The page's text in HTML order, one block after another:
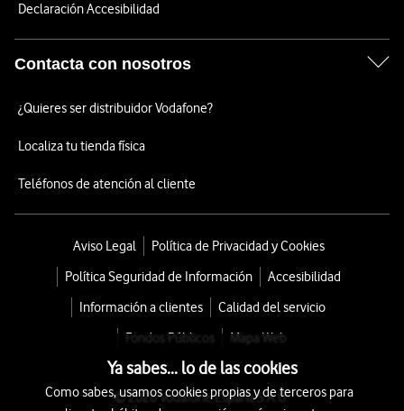
Declaración Accesibilidad
Contacta con nosotros
¿Quieres ser distribuidor Vodafone?
Localiza tu tienda física
Teléfonos de atención al cliente
Aviso Legal
Política de Privacidad y Cookies
Política Seguridad de Información
Accesibilidad
Información a clientes
Calidad del servicio
Fondos Públicos
Mapa Web
© 2026 Vodafone España S.A.U.
Ya sabes... lo de las cookies
Como sabes, usamos cookies propias y de terceros para